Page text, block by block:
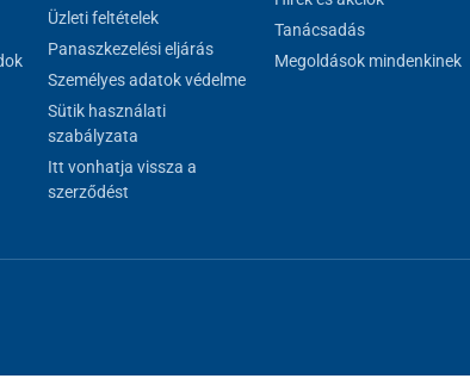
Üzleti feltételek
Panaszkezelési eljárás
Személyes adatok védelme
Sütik használati
szabályzata
Itt vonhatja vissza a
szerződést
Tanácsadás
Megoldások mindenkinek